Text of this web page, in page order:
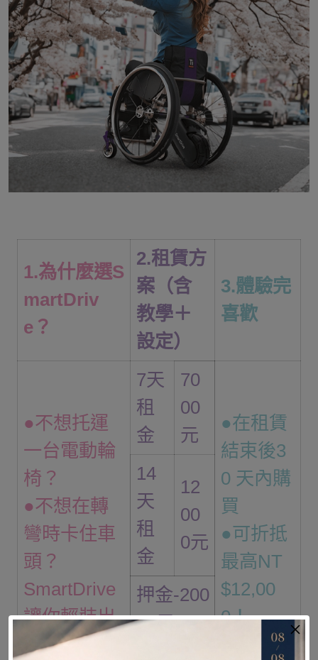
1.為什麼選S
martDriv
e？
2.租賃方
案（含
教學＋
設定）
3.體驗完
喜歡
●不想托運
⼀台電動輪
椅？
●不想在轉
彎時卡住車
頭？
SmartDrive
讓你輕裝出
發，靈活推
7天
租
金
70
00
元
●在租賃
結束後3
0 天內購
買
●可折抵
最高NT
$12,00
0！
（依租期
14
天
租
金
12
00
0元
押金-200
00元